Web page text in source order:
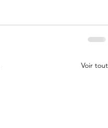
Voir tout